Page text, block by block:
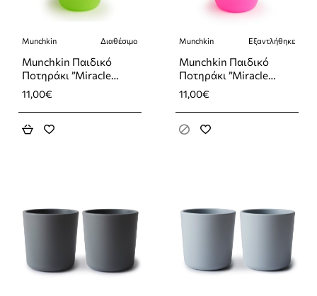
Munchkin Διαθέσιμο
Munchkin Παιδικό
Ποτηράκι ”Miracle
360°” από Πλαστικό
Πράσινο 207ml
11,00€
Εξαντλήθηκε
Munchkin Εξαντλήθηκε
Munchkin Παιδικό
Ποτηράκι ”Miracle
360°” από Πλαστικό
Ροζ 207ml
11,00€